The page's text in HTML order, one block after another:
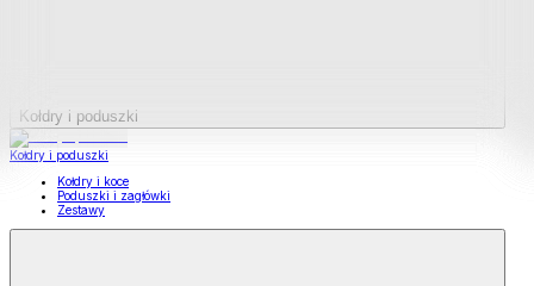
Kołdry i poduszki
Kołdry i poduszki
Kołdry i koce
Poduszki i zagłówki
Zestawy